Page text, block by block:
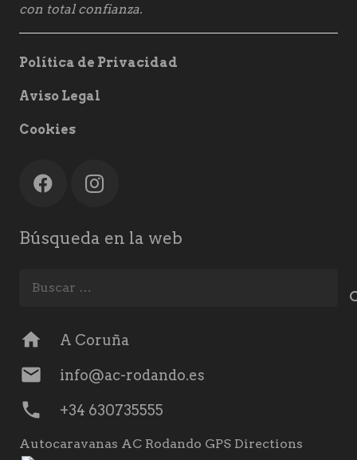
con total confianza.
Política de Privacidad
Aviso Legal
Cookies
Búsqueda en la web
home A Coruña
mail info@ac-rodando.es
phone +34 630735555
Autocaravanas AC Rodando GPS Directions